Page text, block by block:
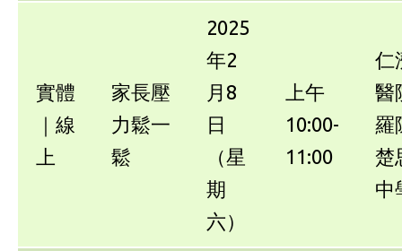
實體
｜線
上
家長壓
力鬆一
鬆
2025
年2
月8
日
（星
期
六）
上午
10:00-
11:00
仁
醫
羅
楚
中